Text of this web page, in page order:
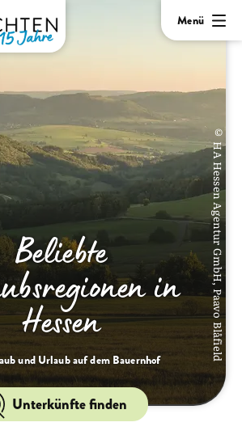
Menü
© HA Hessen Agentur GmbH, Paavo Blåfield
Beliebte
in
Hessen
und Urlaub auf dem Bauernhof
Unterkünfte finden